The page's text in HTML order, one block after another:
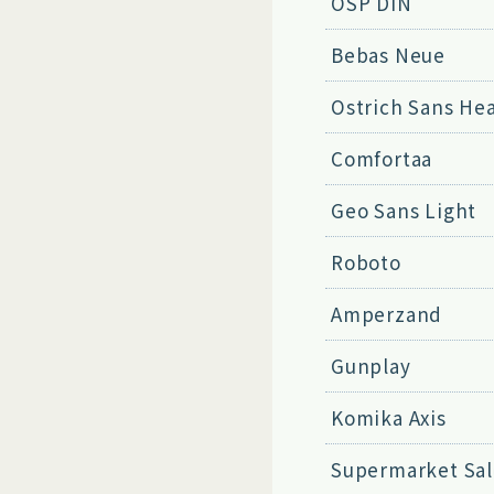
Bebas Neue
Ostrich Sans
Comfortaa
Geo Sans Light
Roboto
Amperzand
Gunplay
Komika Axis
Supermarket